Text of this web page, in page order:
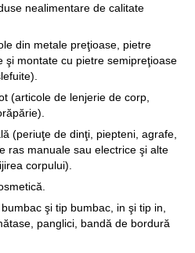
nealimentare de calitate
din metale preţioase, pietre
şi montate cu pietre semipreţioase
(articole de lenjerie de corp,
(periuţe de dinţi, piepteni, agrafe,
ras manuale sau electrice şi alte
corpului).
şi tip bumbac, in şi tip in,
panglici, bandă de bordură